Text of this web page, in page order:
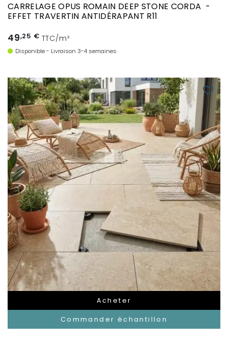
CARRELAGE OPUS ROMAIN DEEP STONE CORDA -
EFFET TRAVERTIN ANTIDÉRAPANT R11
49,25 € TTC/m²
Disponible - Livraison 3-4 semaines
Acheter
Commander échantillon
favorite_border